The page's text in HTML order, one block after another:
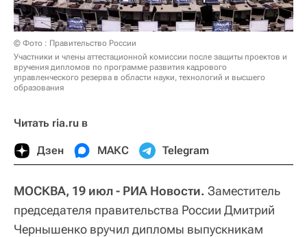
© Фото : Правительство России
Участники и члены аттестационной комиссии после защиты проектов и
вручения дипломов по программе развития кадрового
управленческого резерва в области науки, технологий и высшего
образования
Читать ria.ru в
Дзен МАКС Telegram
МОСКВА, 19 июл - РИА Новости. Заместитель
председателя правительства России Дмитрий
Чернышенко вручил дипломы выпускникам